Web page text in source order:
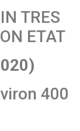
TRES
ETAT
400